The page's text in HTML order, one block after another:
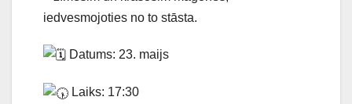
iedvesmojoties no to stāsta.
Datums: 23. maijs
Laiks: 17:30